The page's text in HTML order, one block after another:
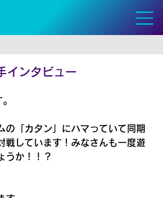
インタビュー
の「カタン」にハマっていて同期
戦しています！みなさんも一度遊
うか！！？